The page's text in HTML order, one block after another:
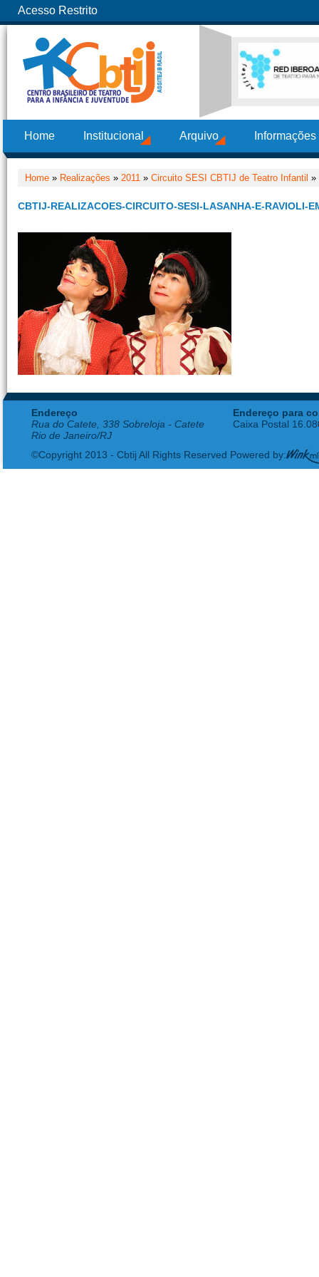
Acesso Restrito
Home Institucional Arquivo
Home » Realizações » 2011 » Circuito SESI CBTIJ de Teatro Infantil »
CBTIJ-REALIZACOES-CIRCUITO-SESI-LASANHA-E-RAVIOLI-
Endereço
Rua do Catete, 338 Sobreloja - Catete
Rio de Janeiro/RJ
Endereço para
Caixa Postal
©Copyright 2013 - Cbtij All Rights Reserved Powered by: